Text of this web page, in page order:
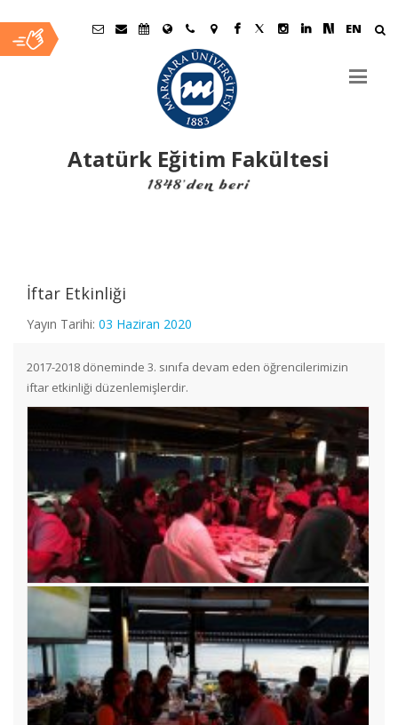
EN
Atatürk Eğitim Fakültesi
İçerik
İftar Etkinliği
Yayın Tarihi: 03 Haziran 2020
2017-2018 döneminde 3. sınıfa devam eden öğrencilerimizin
iftar etkinliği düzenlemişlerdir.